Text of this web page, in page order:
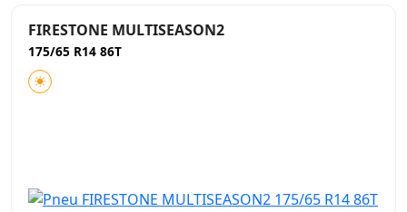
FIRESTONE MULTISEASON2
175/65 R14 86T